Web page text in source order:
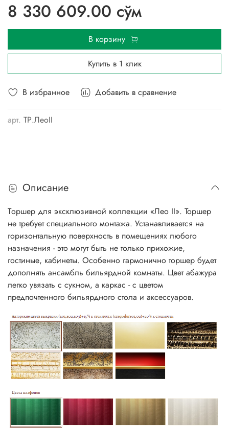
В избранное Добавить в сравнение
арт. ТР.ЛеоII
8 330 609.00 сўм
В корзину
Купить в 1 клик
Описание
Tоршер для эксклюзивной коллекции «Лео II». Торшер
не требует специального монтажа. Устанавливается на
горизонтальную поверхность в помещениях любого
назначения - это могут быть не только прихожие,
гостиные, кабинеты. Особенно гармонично торшер будет
дополнять ансамбль бильярдной комнаты. Цвет абажура
легко увязать с сукном, а каркас - с цветом
предпочтенного бильярдного стола и аксессуаров.